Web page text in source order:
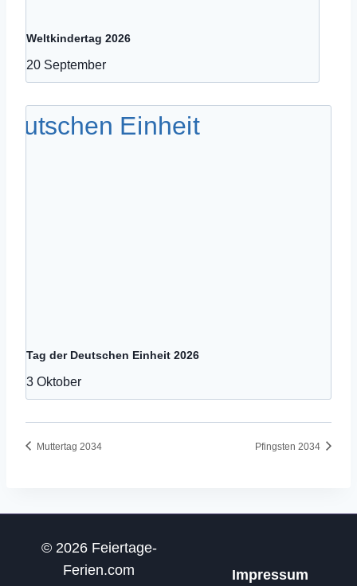
Weltkindertag 2026
20 September
Tag der Deutschen Einheit 2026
3 Oktober
Muttertag 2034 Pfingsten 2034
© 2026 Feiertage-
Ferien.com
Impressum